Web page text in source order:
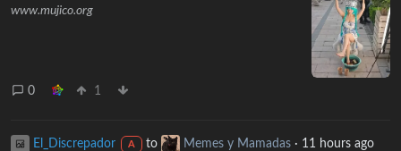
www.mujico.org
0 1
El_Discrepador A to Memes y Mamadas · 11 hours ago